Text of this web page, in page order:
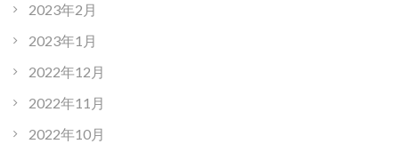
2023年2月
2023年1月
2022年12月
2022年11月
2022年10月